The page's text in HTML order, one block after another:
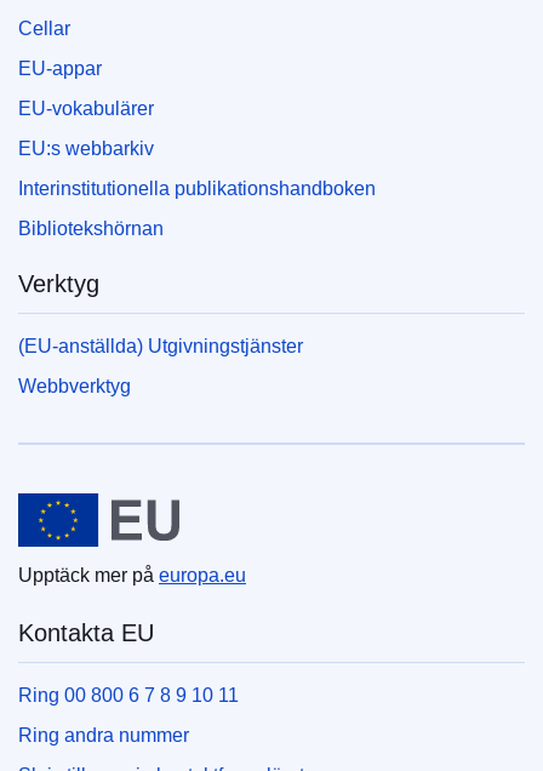
Cellar
EU-appar
EU-vokabulärer
EU:s webbarkiv
Interinstitutionella publikationshandboken
Bibliotekshörnan
Verktyg
(EU-anställda) Utgivningstjänster
Webbverktyg
Europeiska unionen
Upptäck mer på europa.eu
Kontakta EU
Ring 00 800 6 7 8 9 10 11
Ring andra nummer